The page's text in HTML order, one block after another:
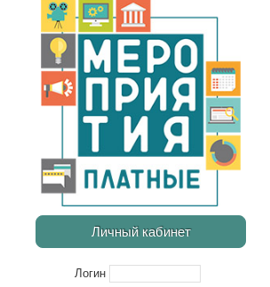
Личный кабинет
Логин